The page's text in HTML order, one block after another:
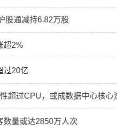
股通减持6.82万股
超2%
过20亿
超过CPU，或成数据中心核心
数量或达2850万人次